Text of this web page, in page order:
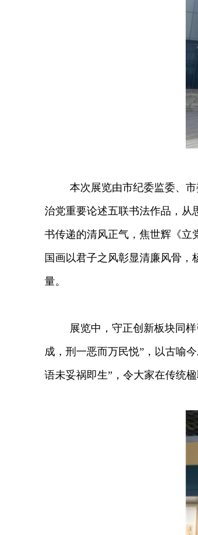
本次展览由市纪委监委、
治党重要论述五联书法作品 ，
书传递的清风正气，焦世辉《立
国画以君子之风彰显清廉风骨
量。
展览中，守正创新板块同
成，刑一恶而万民悦”，以古喻
语未妥祸即生”，令大家在传统